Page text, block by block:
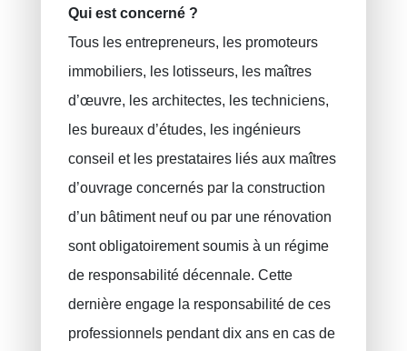
Qui est concerné ?
Tous les entrepreneurs, les promoteurs
immobiliers, les lotisseurs, les maîtres
d’œuvre, les architectes, les techniciens,
les bureaux d’études, les ingénieurs
conseil et les prestataires liés aux maîtres
d’ouvrage concernés par la construction
d’un bâtiment neuf ou par une rénovation
sont obligatoirement soumis à un régime
de responsabilité décennale. Cette
dernière engage la responsabilité de ces
professionnels pendant dix ans en cas de
Assurance incendie
Assurance auto
PRUSZYNSKA-SIENKO Iwona Barbara
ERROELEN Frederic